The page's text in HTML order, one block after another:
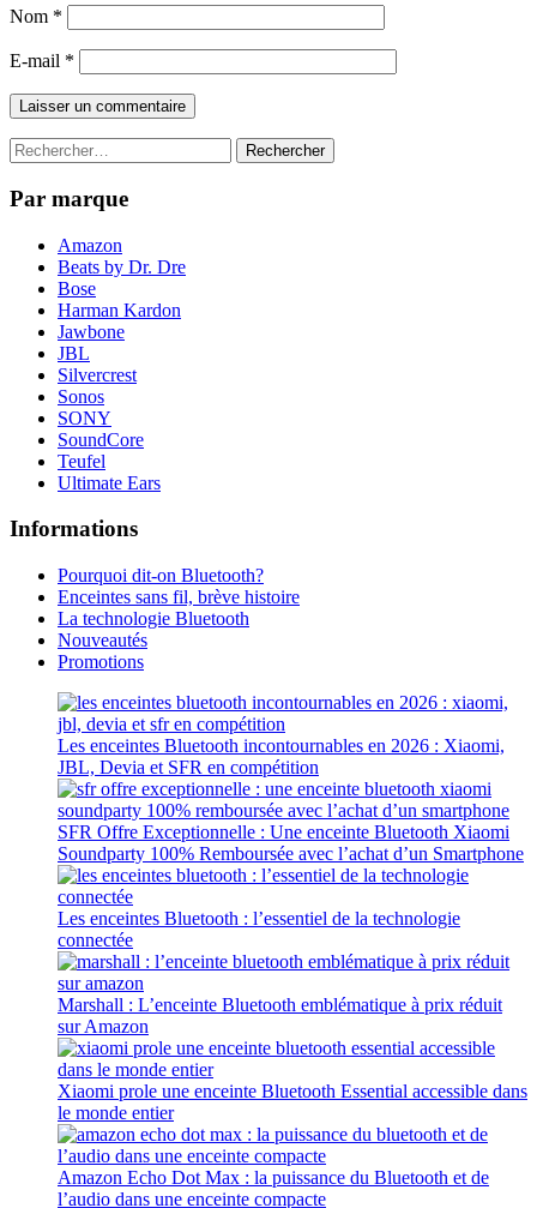
Nom *
E-mail *
Rechercher :
Par marque
Amazon
Beats by Dr. Dre
Bose
Harman Kardon
Jawbone
JBL
Silvercrest
Sonos
SONY
SoundCore
Teufel
Ultimate Ears
Informations
Pourquoi dit-on Bluetooth?
Enceintes sans fil, brève histoire
La technologie Bluetooth
Nouveautés
Promotions
Les enceintes Bluetooth incontournables en 2026 : Xiaomi,
JBL, Devia et SFR en compétition
SFR Offre Exceptionnelle : Une enceinte Bluetooth Xiaomi
Soundparty 100% Remboursée avec l’achat d’un Smartphone
Les enceintes Bluetooth : l’essentiel de la technologie
connectée
Marshall : L’enceinte Bluetooth emblématique à prix réduit
sur Amazon
Xiaomi prole une enceinte Bluetooth Essential accessible dans
le monde entier
Amazon Echo Dot Max : la puissance du Bluetooth et de
l’audio dans une enceinte compacte